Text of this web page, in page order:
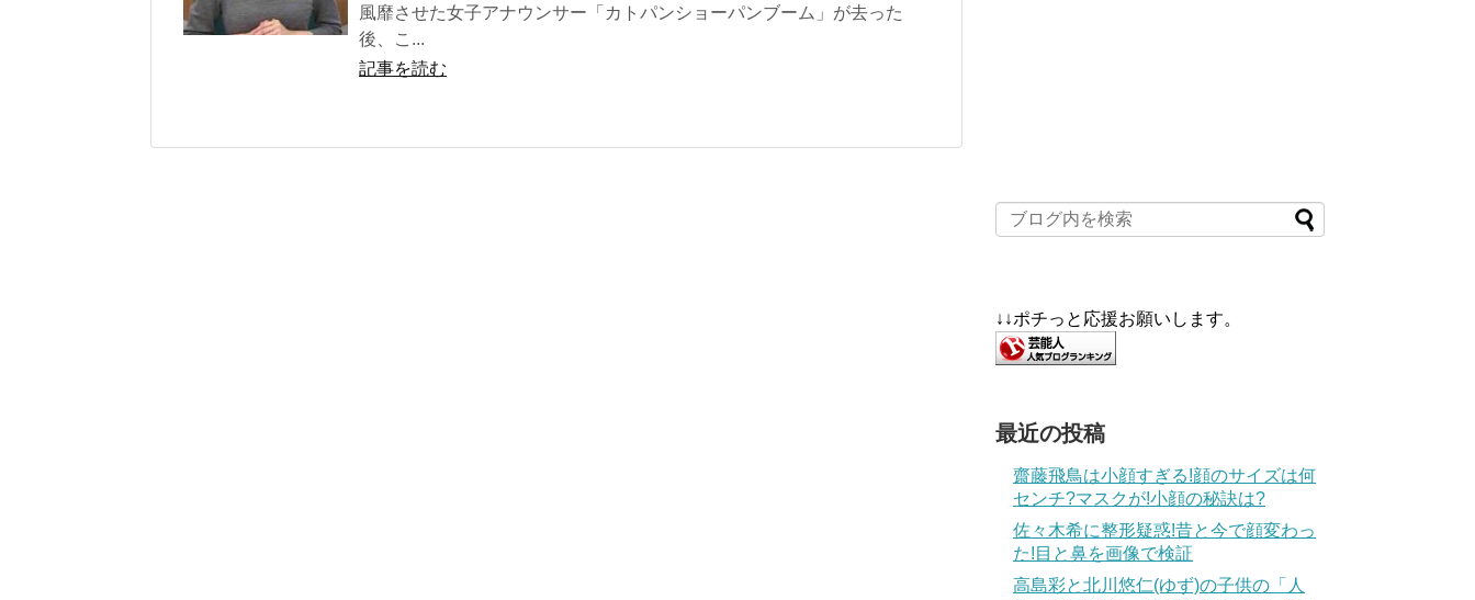
風靡させた女子アナウンサー「カトパンショーパンブーム」が去った
後、こ...
記事を読む
↓↓ポチっと応援お願いします。
最近の投稿
齋藤飛鳥は小顔すぎる!顔のサイズは何
センチ?マスクが!小顔の秘訣は?
佐々木希に整形疑惑!昔と今で顔変わっ
た!目と鼻を画像で検証
高島彩と北川悠仁(ゆず)の子供の「人